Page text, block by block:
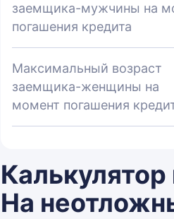
заемщика-мужчины на
погашения кредита
Максимальный возраст
заемщика-женщины на
момент погашения
На